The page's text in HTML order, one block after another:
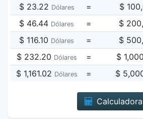
$ 23.22 Dólares = $
$ 46.44 Dólares = $
$ 116.10 Dólares = $
$ 232.20 Dólares = $
$ 1,161.02 Dólares = $
Calculadora